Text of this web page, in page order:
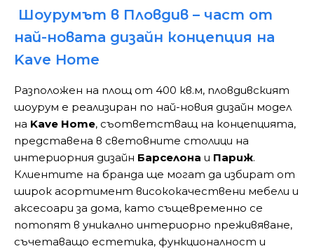
Шоурумът в Пловдив – част от
най-новата дизайн концепция на
Kave Home
Разположен на площ от 400 кв.м, пловдивският
шоурум е реализиран по най-новия дизайн модел
на Kave Home, съответстващ на концепцията,
представена в световните столици на
интериорния дизайн Барселона и Париж.
Клиентите на бранда ще могат да избират от
широк асортимент висококачествени мебели и
аксесоари за дома, като същевременно се
потопят в уникално интериорно преживяване,
съчетаващо естетика, функционалност и